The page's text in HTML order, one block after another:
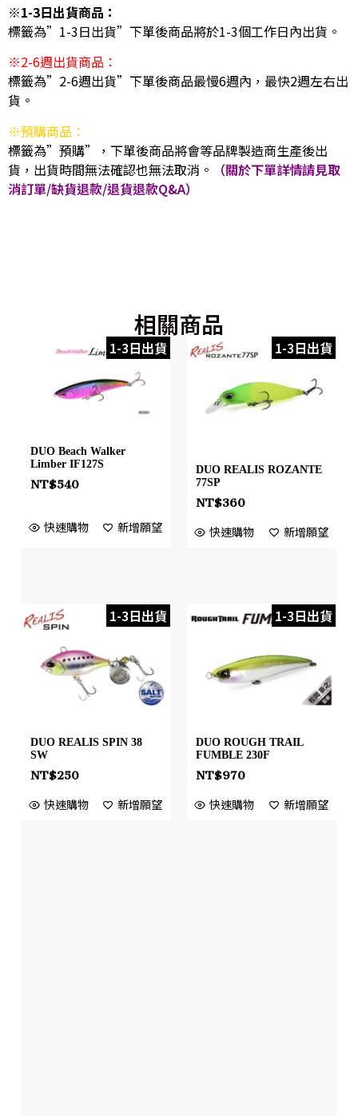
※1-3日出貨商品：
標籤為”1-3日出貨”下單後商品將於1-3個工作日內出貨。
※2-6週出貨商品：
標籤為”2-6週出貨”下單後商品最慢6週內，最快2週左右出
貨。
※預購商品：
標籤為”預購”，下單後商品將會等品牌製造商生產後出
貨，出貨時間無法確認也無法取消。
（關於下單詳情請見取
消訂單/缺貨退款/退貨退款Q&A）
相關商品
1-3日出貨
DUO Beach Walker
Limber IF127S
NT$540
快速購物 新增願望
1-3日出貨
DUO REALIS ROZANTE
77SP
NT$360
快速購物 新增願望
1-3日出貨
DUO REALIS SPIN 38
SW
NT$250
快速購物 新增願望
1-3日出貨
DUO ROUGH TRAIL
FUMBLE 230F
NT$970
快速購物 新增願望